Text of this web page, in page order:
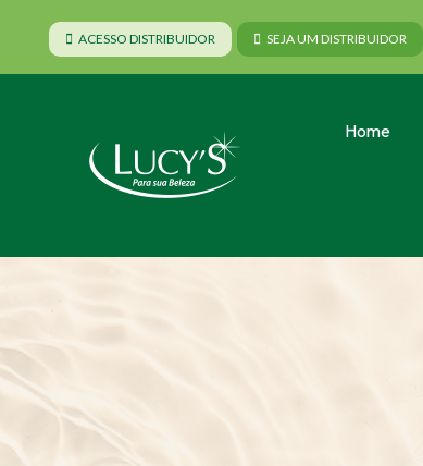
ACESSO DISTRIBUIDOR SEJA UM DISTRIBUIDOR
Home